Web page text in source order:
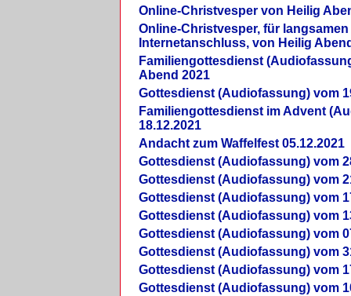
Online-Christvesper von Heilig
Online-Christvesper, für langsamen
Internetanschluss, von Heilig
Familiengottesdienst
Abend 2021
Gottesdienst (Audiofassung) vom
Familiengottesdienst im Advent
18.12.2021
Andacht zum Waffelfest 05.12.2021
Gottesdienst (Audiofassung) vom
Gottesdienst (Audiofassung) vom
Gottesdienst (Audiofassung) vom
Gottesdienst (Audiofassung) vom
Gottesdienst (Audiofassung) vom
Gottesdienst (Audiofassung) vom
Gottesdienst (Audiofassung) vom
Gottesdienst (Audiofassung) vom